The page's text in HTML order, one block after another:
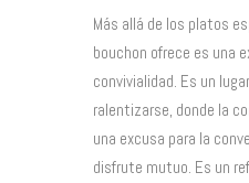
Más allá de los platos
bouchon ofrece es una
convivialidad. Es un
ralentizarse, donde la
una excusa para la
disfrute mutuo. Es un